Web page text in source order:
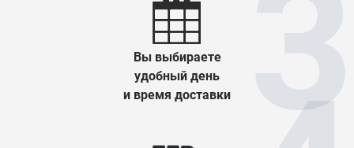
Вы выбираете
удобный день
и время доставки